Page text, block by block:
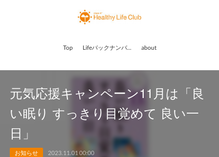
Top Lifeバックナンバー about
元気応援キャンペーン11月は「良
い眠り すっきり目覚めて 良い一
日」
お知らせ 2023.11.01 00:00